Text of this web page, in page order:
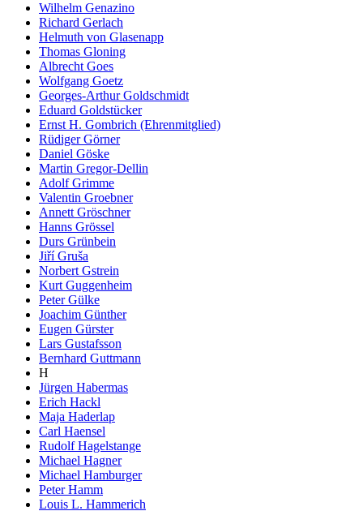
Wilhelm Genazino
Richard Gerlach
Helmuth von Glasenapp
Thomas Gloning
Albrecht Goes
Wolfgang Goetz
Georges-Arthur Goldschmidt
Eduard Goldstücker
Ernst H. Gombrich (Ehrenmitglied)
Rüdiger Görner
Daniel Göske
Martin Gregor-Dellin
Adolf Grimme
Valentin Groebner
Annett Gröschner
Hanns Grössel
Durs Grünbein
Jiří Gruša
Norbert Gstrein
Kurt Guggenheim
Peter Gülke
Joachim Günther
Eugen Gürster
Lars Gustafsson
Bernhard Guttmann
H
Jürgen Habermas
Erich Hackl
Maja Haderlap
Carl Haensel
Rudolf Hagelstange
Michael Hagner
Michael Hamburger
Peter Hamm
Louis L. Hammerich